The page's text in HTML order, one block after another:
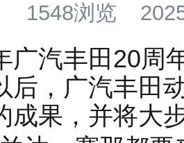
1548浏览
广汽丰田20周
后，广汽丰田
成果，并将大